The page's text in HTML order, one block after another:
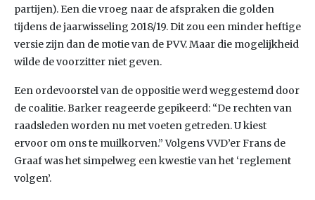
partijen). Een die vroeg naar de afspraken die golden
tijdens de jaarwisseling 2018/19. Dit zou een minder heftige
versie zijn dan de motie van de PVV. Maar die mogelijkheid
wilde de voorzitter niet geven.
Een ordevoorstel van de oppositie werd weggestemd door
de coalitie. Barker reageerde gepikeerd: “De rechten van
raadsleden worden nu met voeten getreden. U kiest
ervoor om ons te muilkorven.” Volgens VVD’er Frans de
Graaf was het simpelweg een kwestie van het ‘reglement
volgen’.